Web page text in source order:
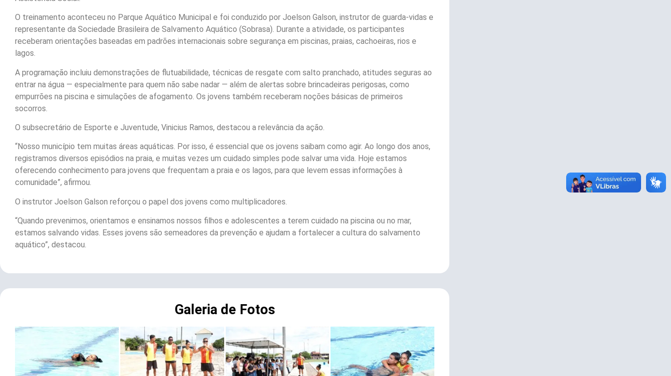
O treinamento aconteceu no Parque Aquático Municipal e foi conduzido por Joelson Galson, instrutor de guarda-vidas e
representante da Sociedade Brasileira de Salvamento Aquático (Sobrasa). Durante a atividade, os participantes
receberam orientações baseadas em padrões internacionais sobre segurança em piscinas, praias, cachoeiras, rios e
lagos.
A programação incluiu demonstrações de flutuabilidade, técnicas de resgate com salto pranchado, atitudes seguras ao
entrar na água — especialmente para quem não sabe nadar — além de alertas sobre brincadeiras perigosas, como
empurrões na piscina e simulações de afogamento. Os jovens também receberam noções básicas de primeiros
socorros.
O subsecretário de Esporte e Juventude, Vinicius Ramos, destacou a relevância da ação.
“Nosso município tem muitas áreas aquáticas. Por isso, é essencial que os jovens saibam como agir. Ao longo dos anos,
registramos diversos episódios na praia, e muitas vezes um cuidado simples pode salvar uma vida. Hoje estamos
oferecendo conhecimento para jovens que frequentam a praia e os lagos, para que levem essas informações à
comunidade”, afirmou.
O instrutor Joelson Galson reforçou o papel dos jovens como multiplicadores.
“Quando prevenimos, orientamos e ensinamos nossos filhos e adolescentes a terem cuidado na piscina ou no mar,
estamos salvando vidas. Esses jovens são semeadores da prevenção e ajudam a fortalecer a cultura do salvamento
aquático”, destacou.
Galeria de Fotos